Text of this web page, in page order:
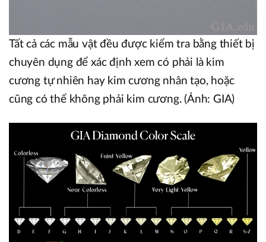
Tất cả các mẫu vật đều được kiểm tra bằng thiết bị
chuyên dụng để xác định xem có phải là kim
cương tự nhiên hay kim cương nhân tạo, hoặc
cũng có thể không phải kim cương. (Ảnh: GIA)